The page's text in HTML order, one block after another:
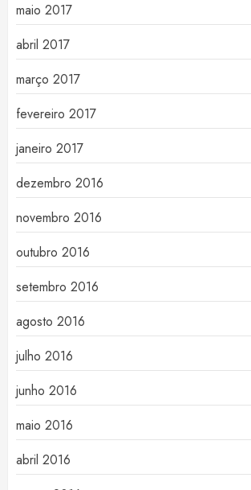
maio 2017
abril 2017
março 2017
fevereiro 2017
janeiro 2017
dezembro 2016
novembro 2016
outubro 2016
setembro 2016
agosto 2016
julho 2016
junho 2016
maio 2016
abril 2016